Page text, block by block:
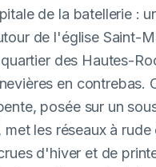
de la batellerie :
de l'église Saint-
des Hautes-
en contrebas.
posée sur un
les réseaux à rude
d'hiver et de